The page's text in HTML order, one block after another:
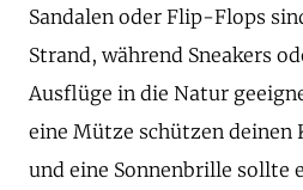
Sandalen oder Flip-Flops
Strand, während Sneakers
Ausflüge in die Natur
eine Mütze schützen deinen
und eine Sonnenbrille sollte